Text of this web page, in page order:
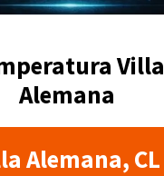
Villa
Alemana
Alemana, CL